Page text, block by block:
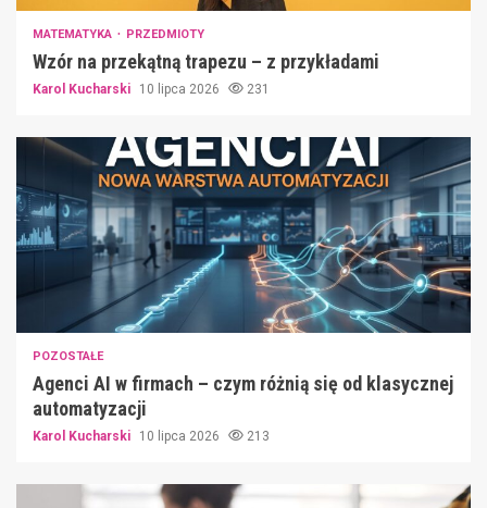
MATEMATYKA PRZEDMIOTY
Wzór na przekątną trapezu – z przykładami
Karol Kucharski 10 lipca 2026 231
POZOSTAŁE
Agenci AI w firmach – czym różnią się od klasycznej
automatyzacji
Karol Kucharski 10 lipca 2026 213